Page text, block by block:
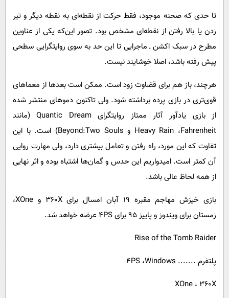
تا حدی که صحنه موجود، فقط حرکت از نقطه‌ای به نقطه دیگر و تیر
زدن یا بالا رفتن از نقطه‌ای مشخص بود. تصور این‌که یکی از عناوین
مطرح در سبک اکشن ـ ماجرایی تا این حد به سوی روایتگرایی سطحی
پیش رفته باشد، اصلا خوشایند نیست.
هرچند، باز هم برای قضاوت زود است. ممکن است بعدها از معماهای
قوی‌تری در بازی پرده برداشته شود. ولی تاکنون دموهای منتشر شده
از بازی یادآور آثار ممتاز روایتگرایQuantic Dream(مانند
Fahrenheit، Heavy Rain و Beyond:Two Souls) است. با این
تفاوت که این مورد، راه رفتن و تعامل بیشتری دارد، ولی مهارت روایی
آن کمتر است. امیدواریم این حدس و گمان‌ها اشتباه بوده و اثر نهایی
از همه لحاظ عالی باشد.
بازی خیزش مهاجم مقبره 19 آبان امسال برای
X360 و XOne،
زمستان برای ویندوز و پاییز 95 برای
PS4 عرضه خواهد شد.
Rise of the Tomb Raider
پلتفرم ....... Windows، PS
4
X360 ،
XOne